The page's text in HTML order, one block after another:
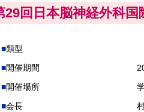
29回日本脳神経外科
類型
開催期間
開催場所
会長